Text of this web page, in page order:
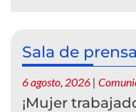
Sala de prensa
6 agosto, 2026 |
¡Mujer